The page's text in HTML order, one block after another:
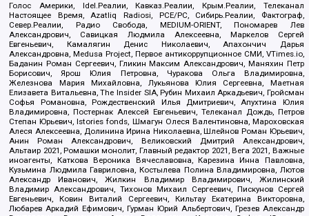
Голос Америки, Idel.Реалии, Кавказ.Реалии, Крым.Реалии, Телеканал
Настоящее Время, Azatliq Radiosi, PCE/PC, Сибирь.Реалии, Фактограф,
Север.Реалии, Радио Свобода, MEDIUM-ORIENT, Пономарев Лев
Александрович, Савицкая Людмила Алексеевна, Маркелов Сергей
Евгеньевич, Камалягин Денис Николаевич, Апахончич Дарья
Александровна, Medusa Project, Первое антикоррупционное СМИ, VTimes.io,
Баданин Роман Сергеевич, Гликин Максим Александрович, Маняхин Петр
Борисович, Ярош Юлия Петровна, Чуракова Ольга Владимировна,
Железнова Мария Михайловна, Лукьянова Юлия Сергеевна, Маетная
Елизавета Витальевна, The Insider SIA, Рубин Михаил Аркадьевич, Гройсман
Софья Романовна, Рождественский Илья Дмитриевич, Апухтина Юлия
Владимировна, Постернак Алексей Евгеньевич, Телеканал Дождь, Петров
Степан Юрьевич, Istories fonds, Шмагун Олеся Валентиновна, Мароховская
Алеся Алексеевна, Долинина Ирина Николаевна, Шлейнов Роман Юрьевич,
Анин Роман Александрович, Великовский Дмитрий Александрович,
Альтаир 2021, Ромашки монолит, Главный редактор 2021, Вега 2021, Важные
иноагенты, Каткова Вероника Вячеславовна, Карезина Инна Павловна,
Кузьмина Людмила Гавриловна, Костылева Полина Владимировна, Лютов
Александр Иванович, Жилкин Владимир Владимирович, Жилинский
Владимир Александрович, Тихонов Михаил Сергеевич, Пискунов Сергей
Евгеньевич, Ковин Виталий Сергеевич, Кильтау Екатерина Викторовна,
Любарев Аркадий Ефимович, Гурман Юрий Альбертович, Грезев Александр